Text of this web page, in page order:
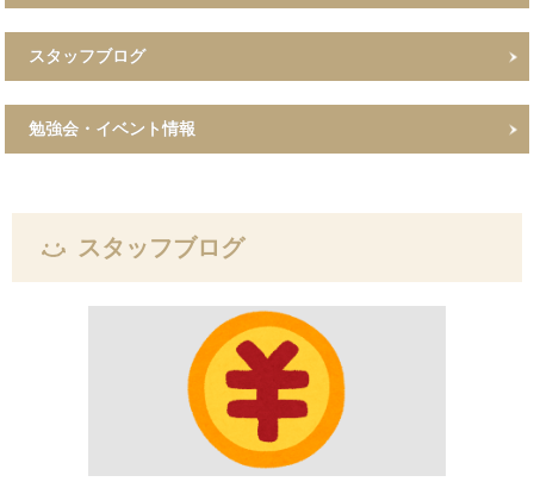
スタッフブログ
勉強会・イベント情報
スタッフブログ